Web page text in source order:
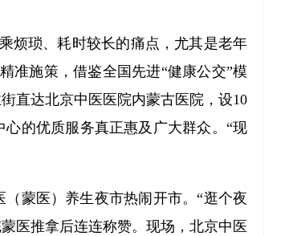
烦琐、耗时较长的痛点，尤其是老年
准施策，借鉴全国先进“健康公交”模
直达北京中医医院内蒙古医院，设10
的优质服务真正惠及广大群众。“现
蒙医）养生夜市热闹开市。“逛个夜
医推拿后连连称赞。现场，北京中医